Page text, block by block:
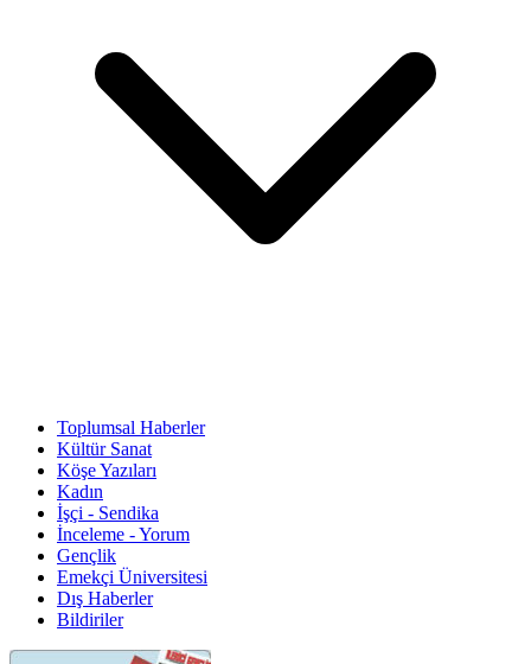
Toplumsal Haberler
Kültür Sanat
Köşe Yazıları
Kadın
İşçi - Sendika
İnceleme - Yorum
Gençlik
Emekçi Üniversitesi
Dış Haberler
Bildiriler